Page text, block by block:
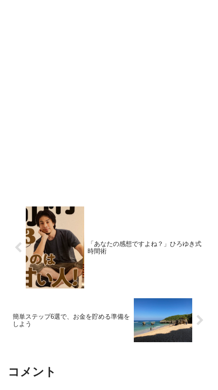
「あなたの感想ですよね？」ひろゆき式
時間術
簡単ステップ6選で、お金を貯める準備を
しよう
コメント